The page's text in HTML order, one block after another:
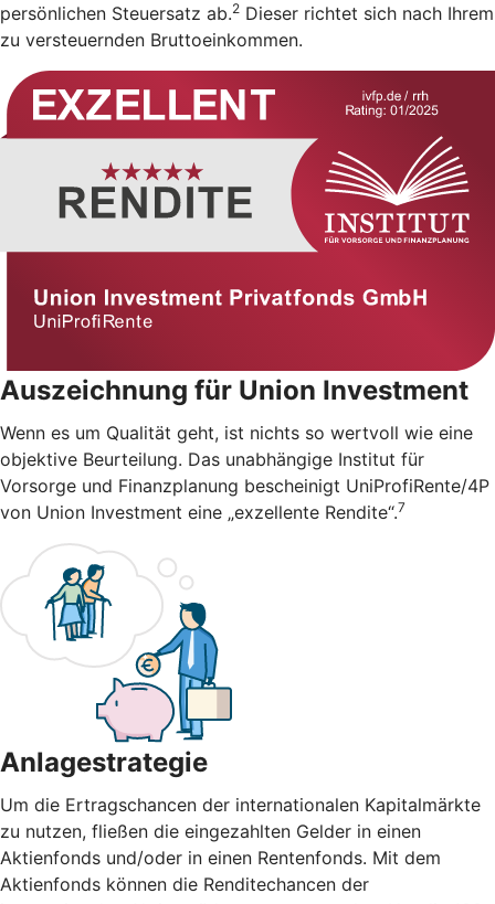
persönlichen Steuersatz ab.2 Dieser richtet sich nach Ihrem
zu versteuernden Bruttoeinkommen.
Auszeichnung für Union Investment
Wenn es um Qualität geht, ist nichts so wertvoll wie eine
objektive Beurteilung. Das unabhängige Institut für
Vorsorge und Finanzplanung bescheinigt UniProfiRente/4P
von Union Investment eine „exzellente Rendite“.7
Anlagestrategie
Um die Ertragschancen der internationalen Kapitalmärkte
zu nutzen, fließen die eingezahlten Gelder in einen
Aktienfonds und/oder in einen Rentenfonds. Mit dem
Aktienfonds können die Renditechancen der